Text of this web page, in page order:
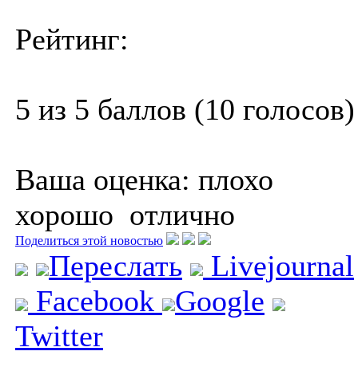
Рейтинг:
5 из 5 баллов (10 голосов)
Ваша оценка: плохо
хорошо отлично
Поделиться этой новостью
Переслать
Livejournal
Facebook
Google
Twitter